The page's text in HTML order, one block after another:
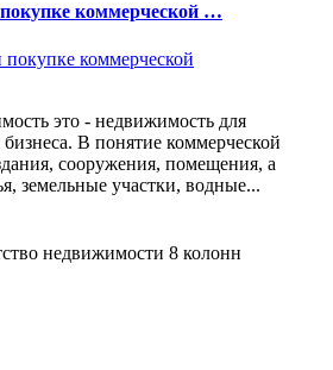
коммерческой …
это - недвижимость для
В понятие коммерческой
сооружения, помещения, а
земельные участки, водные...
недвижимости 8 колонн